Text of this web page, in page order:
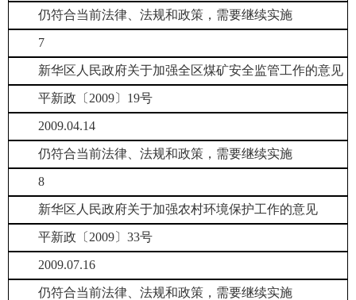
仍符合当前法律、法规和政策，需要继续实施
7
新华区人民政府关于加强全区煤矿安全监管工作的意见
平新政〔2009〕19号
2009.04.14
仍符合当前法律、法规和政策，需要继续实施
8
新华区人民政府关于加强农村环境保护工作的意见
平新政〔2009〕33号
2009.07.16
仍符合当前法律、法规和政策，需要继续实施